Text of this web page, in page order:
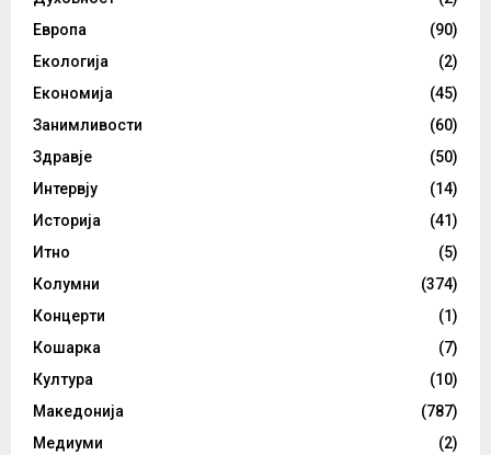
Европа
(90)
Екологија
(2)
Економија
(45)
Занимливости
(60)
Здравје
(50)
Интервју
(14)
Историја
(41)
Итно
(5)
Колумни
(374)
Концерти
(1)
Кошарка
(7)
Култура
(10)
Македонија
(787)
Медиуми
(2)